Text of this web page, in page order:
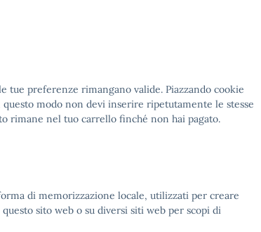
preferenze rimangano valide. Piazzando cookie
modo non devi inserire ripetutamente le stesse
rimane nel tuo carrello finché non hai pagato.
di memorizzazione locale, utilizzati per creare
sito web o su diversi siti web per scopi di